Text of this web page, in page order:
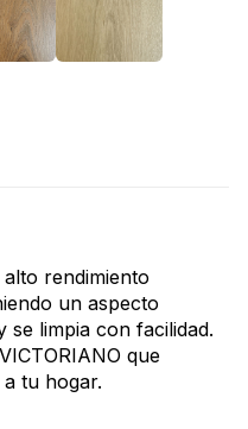
rendimiento
un aspecto
limpia con facilidad.
que
tu hogar.